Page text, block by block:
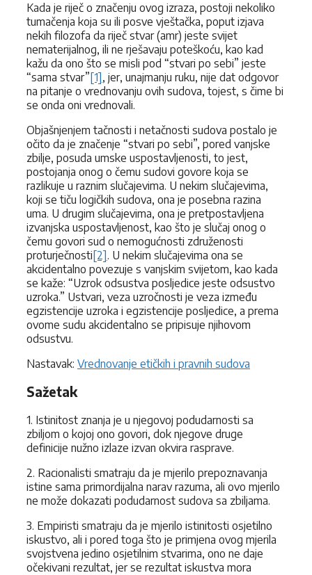
Kada je riječ o značenju ovog izraza, postoji nekoliko
tumačenja koja su ili posve vještačka, poput izjava
nekih filozofa da riječ stvar (amr) jeste svijet
nematerijalnog, ili ne rješavaju poteškoću, kao kad
kažu da ono što se misli pod “stvari po sebi” jeste
“sama stvar” [1] , jer, unajmanju ruku, nije dat odgovor
na pitanje o vrednovanju ovih sudova, tojest, s čime bi
se onda oni vrednovali.
Objašnjenjem tačnosti i netačnosti sudova postalo je
očito da je značenje “stvari po sebi”, pored vanjske
zbilje, posuda umske uspostavljenosti, to jest,
postojanja onog o čemu sudovi govore koja se
razlikuje u raznim slučajevima. U nekim slučajevima,
koji se tiču logičkih sudova, ona je posebna razina
uma. U drugim slučajevima, ona je pretpostavljena
izvanjska uspostavljenost, kao što je slučaj onog o
čemu govori sud o nemogućnosti združenosti
proturječnosti [2]. U nekim slučajevima ona se
akcidentalno povezuje s vanjskim svijetom, kao kada
se kaže: “Uzrok odsustva posljedice jeste odsustvo
uzroka.” Ustvari, veza uzročnosti je veza između
egzistencije uzroka i egzistencije posljedice, a prema
ovome sudu akcidentalno se pripisuje njihovom
odsustvu.
Nastavak: Vrednovanje etičkih i pravnih sudova
Sažetak
1. Istinitost znanja je u njegovoj podudarnosti sa
zbiljom o kojoj ono govori, dok njegove druge
definicije nužno izlaze izvan okvira rasprave.
2. Racionalisti smatraju da je mjerilo prepoznavanja
istine sama primordijalna narav razuma, ali ovo mjerilo
ne može dokazati podudarnost sudova sa zbiljama.
3. Empiristi smatraju da je mjerilo istinitosti osjetilno
iskustvo, ali i pored toga što je primjena ovog mjerila
svojstvena jedino osjetilnim stvarima, ono ne daje
očekivani rezultat, jer se rezultat iskustva mora